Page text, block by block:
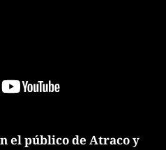
el público de Atraco y